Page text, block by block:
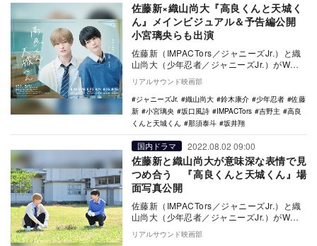
佐藤新×織山尚大『高良くんと天城く
ん』メインビジュアル＆予告編公開
小宮璃央らも出演
佐藤新（IMPACTors／ジャニーズJr.）と織
山尚大（少年忍者／ジャニーズJr.）がW主
演を務める連続ドラマ『高良くんと天城…
リアルサウンド映画部
ジャニーズJr.
織山尚大 鈴木康介 少年忍者
佐藤
新
小宮璃央 坂口風詩 IMPACTors 吉野主
高良
くんと天城くん
那須泰斗 坂井翔
国内ドラマ 2022.08.02 09:00
佐藤新と織山尚大が意味深な表情で見
つめ合う 『高良くんと天城くん』場
面写真公開
佐藤新（IMPACTors／ジャニーズJr.）と織
山尚大（少年忍者／ジャニーズJr.）がW主
演を務める連続ドラマ『高良くんと天城…
リアルサウンド映画部